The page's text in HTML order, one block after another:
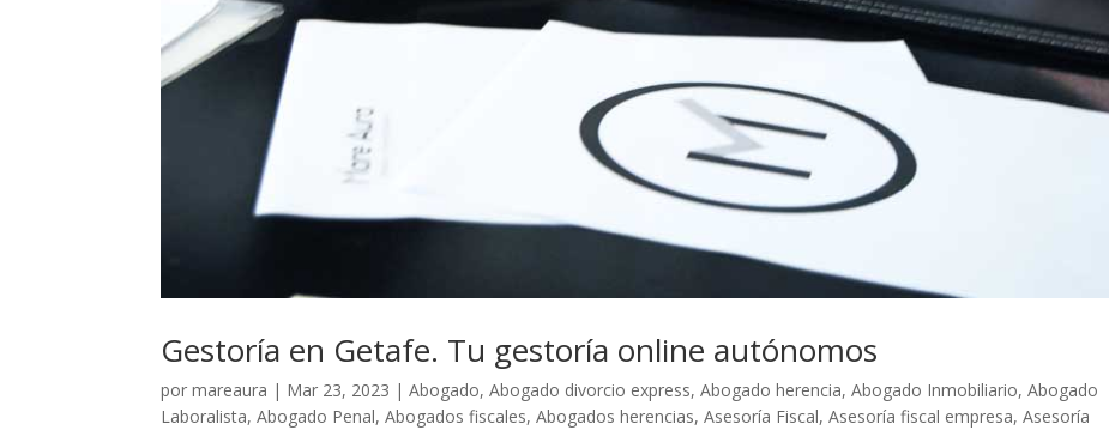
Gestoría en Getafe. Tu gestoría online autónomos
pormareaura | Mar 23, 2023 |Abogado,Abogado divorcio express,Abogado herencia,Abogado Inmobiliario,Abogado
Laboralista,Abogado Penal,Abogados fiscales,Abogados herencias,Asesoría Fiscal,Asesoría fiscal empresa,Asesoría